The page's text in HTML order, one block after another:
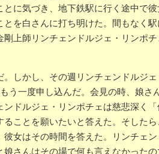
に気づき、地下鉄駅に行く途中で彼
を白さんに打ち明けた。間もなく
上師リンチェンドルジェ・リンポ
しかし、その週リンチェンドルジ
う一度申し込んだ。会見の時、娘さ
ドルジェ・リンポチェは慈悲深く
ことを願いたいと答えた。そした
女はその時間を答えた。リンチェ
さんはその場で何も言えなかった